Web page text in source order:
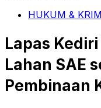
HUKUM &
Lapas
Lahan SAE
Pembinaan